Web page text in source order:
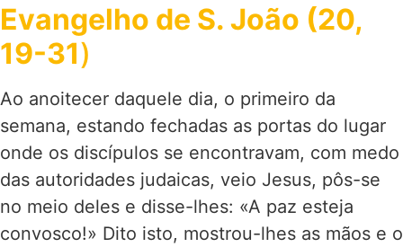
Evangelho de S. João (20,
19-31)
Ao anoitecer daquele dia, o primeiro da
semana, estando fechadas as portas do lugar
onde os discípulos se encontravam, com medo
das autoridades judaicas, veio Jesus, pôs-se
no meio deles e disse-lhes: «A paz esteja
convosco!» Dito isto, mostrou-lhes as mãos e o